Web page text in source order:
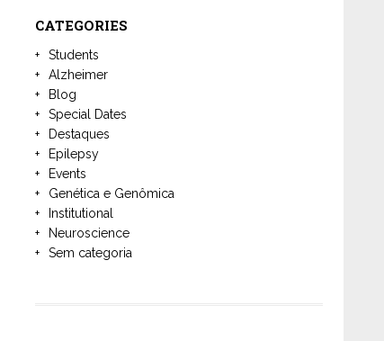
CATEGORIES
Students
Alzheimer
Blog
Special Dates
Destaques
Epilepsy
Events
Genética e Genômica
Institutional
Neuroscience
Sem categoria